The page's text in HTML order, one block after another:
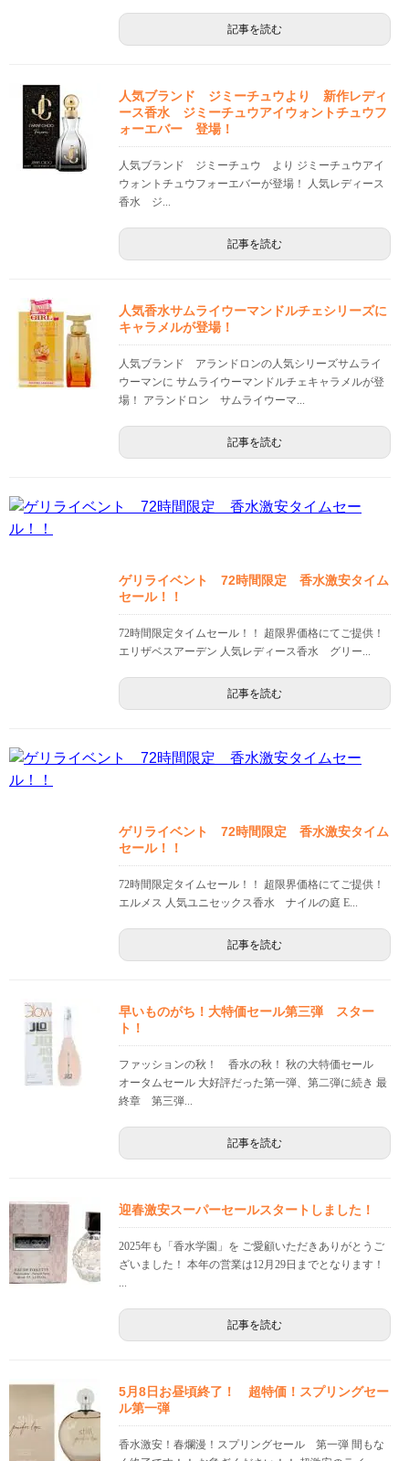
記事を読む
人気ブランド ジミーチュウより 新作レディ
ース香水 ジミーチュウアイウォントチュウフ
ォーエバー 登場！
人気ブランド ジミーチュウ より ジミーチュウアイ
ウォントチュウフォーエバーが登場！ 人気レディース
香水 ジ...
記事を読む
人気香水サムライウーマンドルチェシリーズに
キャラメルが登場！
人気ブランド アランドロンの人気シリーズサムライ
ウーマンに サムライウーマンドルチェキャラメルが登
場！ アランドロン サムライウーマ...
記事を読む
ゲリライベント 72時間限定 香水激安タイム
セール！！
72時間限定タイムセール！！ 超限界価格にてご提供！
エリザベスアーデン 人気レディース香水 グリー...
記事を読む
ゲリライベント 72時間限定 香水激安タイム
セール！！
72時間限定タイムセール！！ 超限界価格にてご提供！
エルメス 人気ユニセックス香水 ナイルの庭 E...
記事を読む
早いものがち！大特価セール第三弾 スター
ト！
ファッションの秋！ 香水の秋！ 秋の大特価セール
オータムセール 大好評だった第一弾、第二弾に続き 最
終章 第三弾...
記事を読む
迎春激安スーパーセールスタートしました！
2025年も「香水学園」を ご愛顧いただきありがとうご
ざいました！ 本年の営業は12月29日までとなります！
...
記事を読む
5月8日お昼頃終了！ 超特価！スプリングセー
ル第一弾
香水激安！春爛漫！スプリングセール 第一弾 間もな